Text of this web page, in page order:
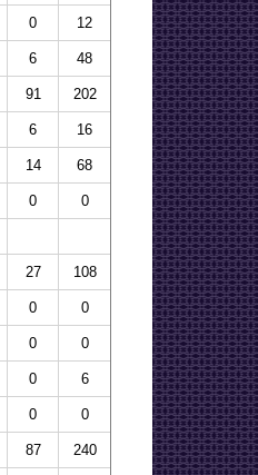
0 12
6 48
91 202
6 16
14 68
0 0
27 108
0 0
0 0
0 6
0 0
87 240